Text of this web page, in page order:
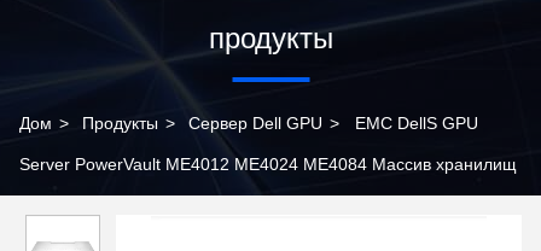
продукты
Дом > Продукты > Сервер Dell GPU > EMC DellS GPU
Server PowerVault ME4012 ME4024 ME4084 Массив хранилищ